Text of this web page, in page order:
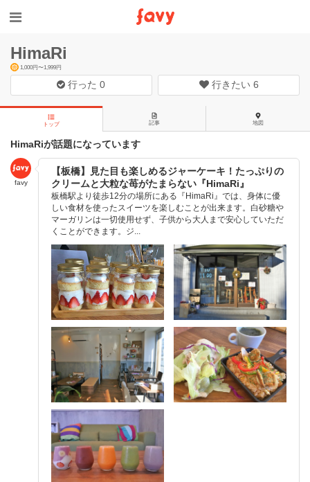
HimaRi
1,000円〜1,999円
行った0 行きたい 6
トップ 記事 地図
HimaRiが話題になっています
favy
【板橋】見た目も楽しめるジャーケーキ！たっぷりの
クリームと大粒な苺がたまらない『HimaRi』
板橋駅より徒歩12分の場所にある『HimaRi』では、身体に優
しい食材を使ったスイーツを楽しむことが出来ます。白砂糖や
マーガリンは一切使用せず、子供から大人まで安心していただ
くことができます。ジ...